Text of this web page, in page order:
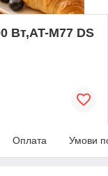
Вт,AT-M77 DS
Оплата Умови